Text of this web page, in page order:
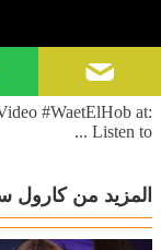
مع منصور الرحباني في البوم
البوماته الفنية ""حدودي
#WaetElHob at:
Listen to ...
المزيد من كارول